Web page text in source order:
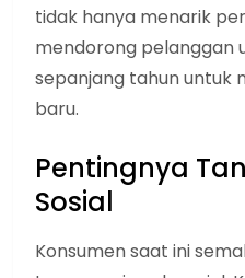
tidak hanya menarik
mendorong pelanggan
sepanjang tahun untuk
baru.
Pentingnya
Sosial
Konsumen saat ini